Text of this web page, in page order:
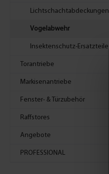
Lichtschachtabdeckungen
Vogelabwehr
Insektenschutz-Ersatzteile
Torantriebe
Markisenantriebe
Fenster- & Türzubehör
Raffstores
Angebote
PROFESSIONAL